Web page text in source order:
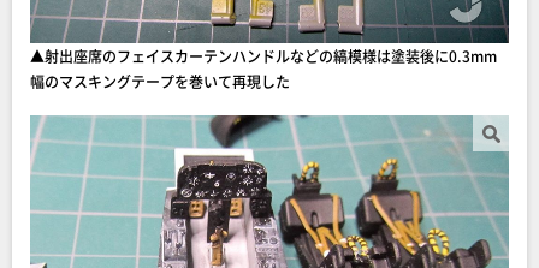
▲射出座席のフェイスカーテンハンドルなどの縞模様は塗装後に0.3mm
幅のマスキングテープを巻いて再現した